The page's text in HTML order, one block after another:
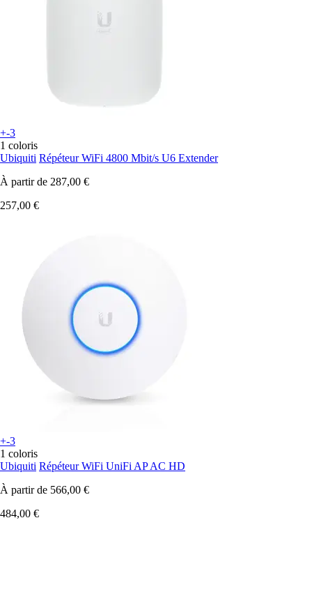
+-3
1 coloris
Ubiquiti Répéteur WiFi 4800 Mbit/s U6 Extender
À partir de 287,00 €
257,00 €
+-3
1 coloris
Ubiquiti Répéteur WiFi UniFi AP AC HD
À partir de 566,00 €
484,00 €